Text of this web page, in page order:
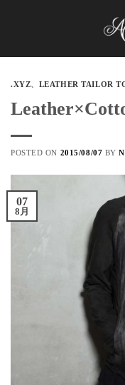
.XYZ、 LEATHER TAILOR
POSTED ON 2015/08/07 BY
07
8月